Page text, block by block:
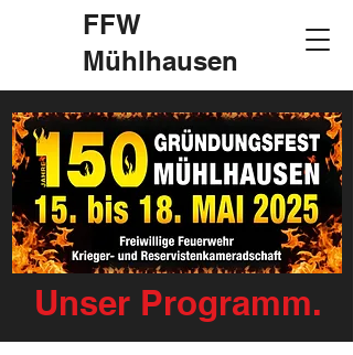
FFW
Mühlhausen
Unser Programm.